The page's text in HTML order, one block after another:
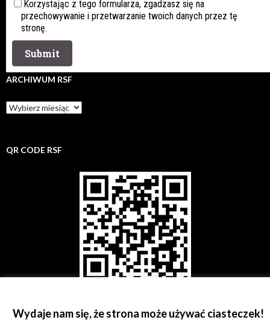
Korzystając z tego formularza, zgadzasz się na
przechowywanie i przetwarzanie twoich danych przez tę
stronę.
ARCHIWUM RSF
Archiwum
rsf
QR CODE RSF
Wydaje nam się, że strona może używać ciasteczek!